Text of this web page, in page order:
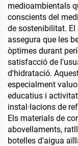
medioambientals
conscients del
de sostenibilitat.
assegura que les
òptimes durant
satisfacció de
d'hidratació.
especialment
educatius i
instal·lacions de
Els materials de
abovellaments,
botelles d'aigua